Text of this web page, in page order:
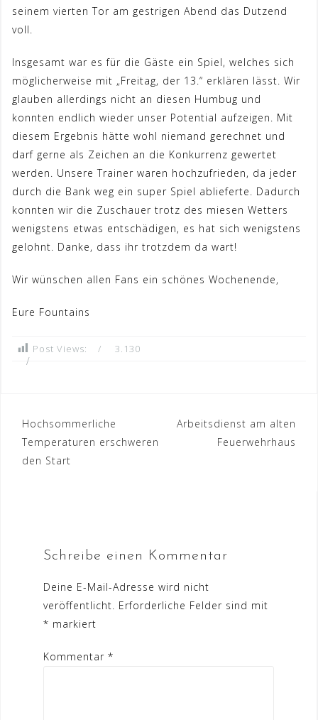
seinem vierten Tor am gestrigen Abend das Dutzend
voll.
Insgesamt war es für die Gäste ein Spiel, welches sich
möglicherweise mit „Freitag, der 13.“ erklären lässt. Wir
glauben allerdings nicht an diesen Humbug und
konnten endlich wieder unser Potential aufzeigen. Mit
diesem Ergebnis hätte wohl niemand gerechnet und
darf gerne als Zeichen an die Konkurrenz gewertet
werden. Unsere Trainer waren hochzufrieden, da jeder
durch die Bank weg ein super Spiel ablieferte. Dadurch
konnten wir die Zuschauer trotz des miesen Wetters
wenigstens etwas entschädigen, es hat sich wenigstens
gelohnt. Danke, dass ihr trotzdem da wart!
Wir wünschen allen Fans ein schönes Wochenende,
Eure Fountains
Post Views: 3.130
Beitrags-
Navigation
Hochsommerliche
Temperaturen erschweren
den Start
Arbeitsdienst am alten
Feuerwehrhaus
Schreibe einen Kommentar
Deine E-Mail-Adresse wird nicht
veröffentlicht. Erforderliche Felder sind mit
* markiert
Kommentar *